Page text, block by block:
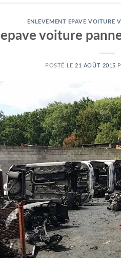
ENLEVEMENT EPAVE VOITURE
voiture
POSTÉ LE 21 AOÛT 2015